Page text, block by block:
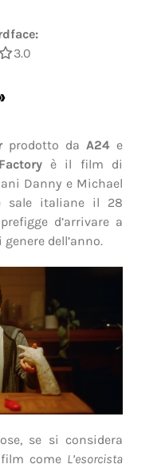
3.0
prodotto daA24 e
è il film di
Danny e Michael
sale italiane il 28
d’arrivare a
dell’anno.
se si considera
come L’esorcista